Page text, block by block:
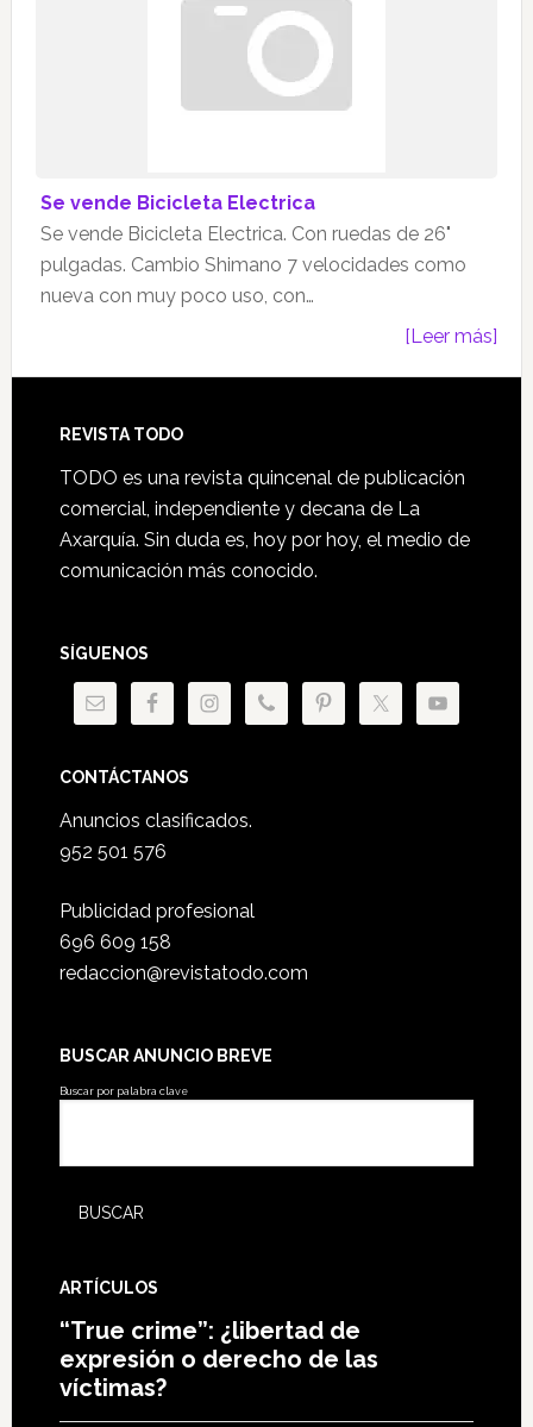
Se vende Bicicleta Electrica
Se vende Bicicleta Electrica. Con ruedas de 26"
pulgadas. Cambio Shimano 7 velocidades como
nueva con muy poco uso, con…
[Leer más]
Footer
REVISTA TODO
TODO es una revista quincenal de publicación
comercial, independiente y decana de La
Axarquía. Sin duda es, hoy por hoy, el medio de
comunicación más conocido.
SÍGUENOS
CONTÁCTANOS
Anuncios clasificados.
952 501 576
Publicidad profesional
696 609 158
redaccion@revistatodo.com
BUSCAR ANUNCIO BREVE
Buscar por palabra clave
ARTÍCULOS
“True crime”: ¿libertad de
expresión o derecho de las
víctimas?